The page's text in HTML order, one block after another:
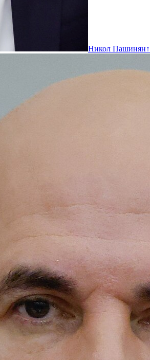
Никол Пашинян↑